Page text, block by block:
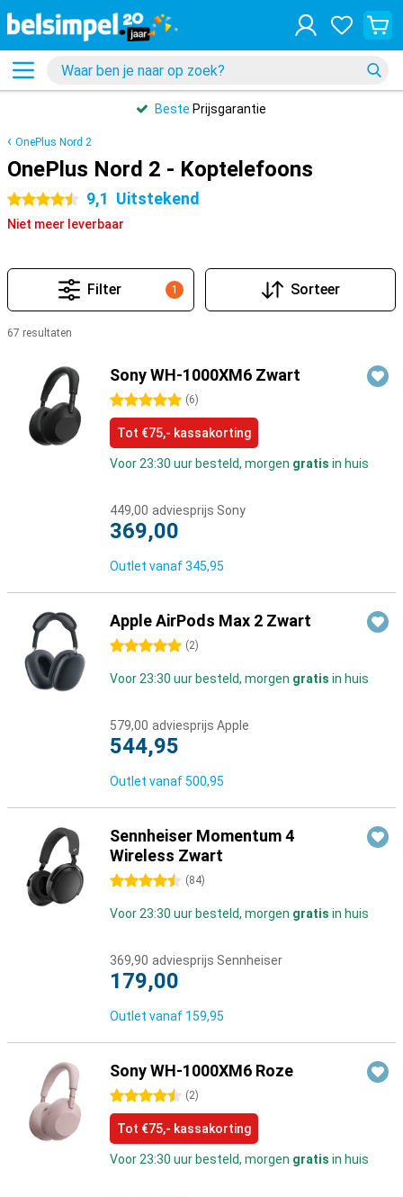
Beste Prijsgarantie
OnePlus Nord 2
OnePlus Nord 2 - Koptelefoons
4.5 sterren 9,1 Uitstekend
Niet meer leverbaar
1
Filter Sorteer
67 resultaten
Sony WH-1000XM6 Zwart
5 sterren (6)
Tot €75,- kassakorting
Voor 23:30 uur besteld, morgen gratis in huis
449,00 adviesprijs Sony
369,00
Outlet vanaf345,95
Apple AirPods Max 2 Zwart
5 sterren (2)
Voor 23:30 uur besteld, morgen gratis in huis
579,00 adviesprijs Apple
544,95
Outlet vanaf500,95
Sennheiser Momentum 4
Wireless Zwart
4.5 sterren (84)
Voor 23:30 uur besteld, morgen gratis in huis
369,90 adviesprijs Sennheiser
179,00
Outlet vanaf 159,95
Sony WH-1000XM6 Roze
4.5 sterren (2)
Tot €75,- kassakorting
Voor 23:30 uur besteld, morgen gratis in huis